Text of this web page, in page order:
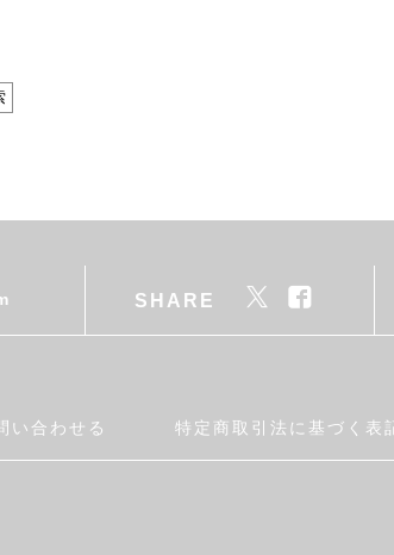
SHARE
い合わせる 特定商取引法に基づく表